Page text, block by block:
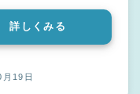
詳しくみる
月19日